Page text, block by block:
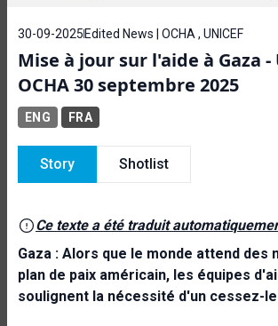
30-09-2025 Edited News | OCHA , UNICEF
Mise à jour sur l'aide à Gaza -
OCHA 30 septembre 2025
ENG FRA
Story Shotlist
Ce texte a été traduit
Gaza : Alors que le monde attend des
plan de paix américain, les équipes
soulignent la nécessité d'un cessez-